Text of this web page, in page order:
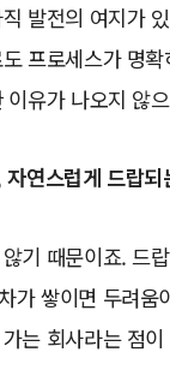
발전의 여지가
프로세스가 명
유가 나오지 않
연스럽게 드랍
기 때문이죠. 드
가 쌓이면 두려
는 회사라는 점